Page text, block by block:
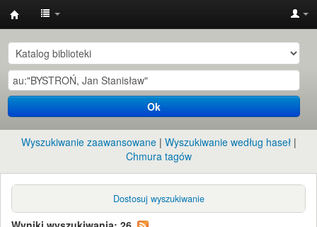
Instytut
Etnologii
i
Antropologii
Kulturowej
UW
Ok
Wyszukiwanie zaawansowane
Wyszukiwanie według haseł
Chmura tagów
Dostosuj wyszukiwanie